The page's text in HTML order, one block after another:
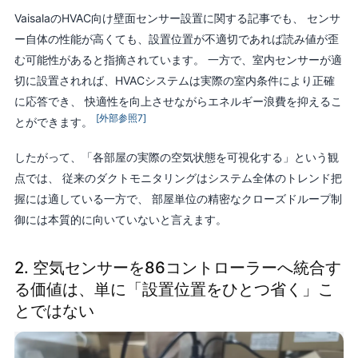
VaisalaのHVAC向け壁面センサー設置に関する記事でも、 センサ
ー自体の性能が高くても、設置位置が不適切であれば読み値が歪
む可能性があると指摘されています。 一方で、室内センサーが適
切に設置されれば、HVACシステムは実際の室内条件により正確
に応答でき、 快適性を向上させながらエネルギー浪費を抑えるこ
とができます。
[外部参照7]
したがって、「各部屋の実際の空気状態を可視化する」という観
点では、 従来のダクトモニタリングはシステム全体のトレンド把
握には適している一方で、 部屋単位の精密なクローズドループ制
御には本質的に向いていないと言えます。
2. 空気センサーを86コントローラーへ統合す
る価値は、単に「設置位置をひとつ省く」こ
とではない